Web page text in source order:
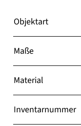
Objektart
Maße
Material
Inventarnummer